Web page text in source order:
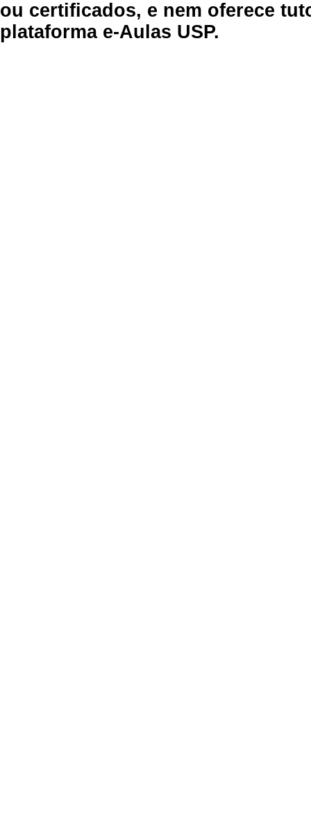
ou certificados, e nem oferece
plataforma e-Aulas USP.